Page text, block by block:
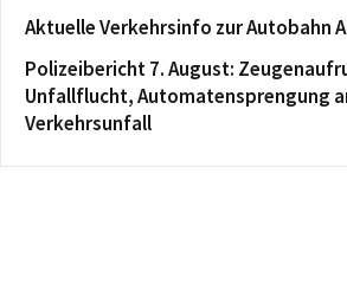
Aktuelle Verkehrsinfo zur Autobahn
Polizeibericht 7. August:
Unfallflucht, Automatensprengung
Verkehrsunfall